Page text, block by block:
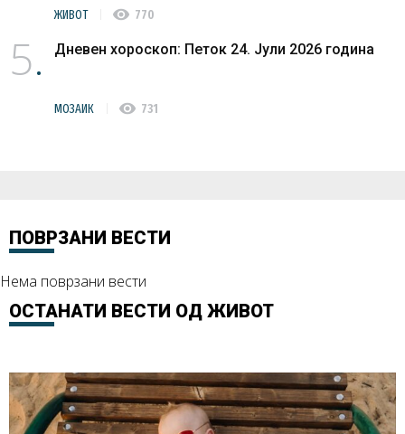
ЖИВОТ visibility 770
5 Дневен хороскоп: Петок 24. Јули 2026 година
МОЗАИК visibility 731
ПОВРЗАНИ ВЕСТИ
Нема поврзани вести
ОСТАНАТИ ВЕСТИ ОД ЖИВОТ